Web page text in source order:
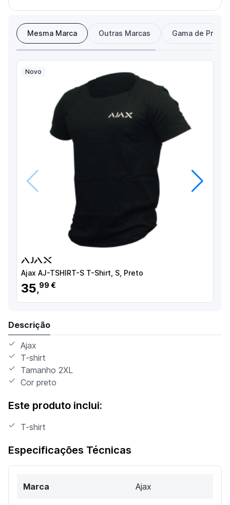
Mesma Marca Outras Marcas Gama de Preço
Anterior Próximo
Novo
Ajax AJ-TSHIRT-S T-Shirt, S, Preto
35,99 €
Descrição
Ajax
T-shirt
Tamanho 2XL
Cor preto
Este produto inclui:
T-shirt
Especificações Técnicas
Marca Ajax